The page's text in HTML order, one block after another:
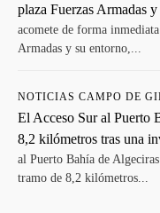
plaza Fuerzas Armadas
acomete de forma
Armadas y su entorno,...
NOTICIAS CAMPO DE
El Acceso Sur al Puerto
8,2 kilómetros tras una
al Puerto Bahía de
tramo de 8,2 kilómetros...